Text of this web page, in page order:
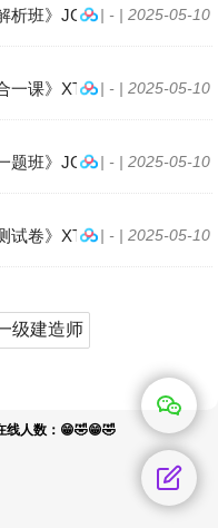
析班》JG | - | 2025-05-10
一课》XT | - | 2025-05-10
题班》JGS | - | 2025-05-10
试卷》XT | - | 2025-05-10
级建造师
线人数：😁🤣😁🤣